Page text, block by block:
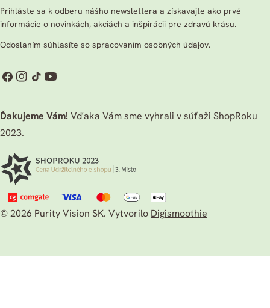
Prihláste sa k odberu nášho newslettera a získavajte ako prvé
informácie o novinkách, akciách a inšpirácii pre zdravú krásu.
Odoslaním súhlasíte so spracovaním osobných údajov.
Facebook
Instagram
TikTokYoutube
Ďakujeme Vám! Vďaka Vám sme vyhrali v súťaži ShopRoku
2023.
© 2026 Purity Vision SK. Vytvorilo Digismoothie